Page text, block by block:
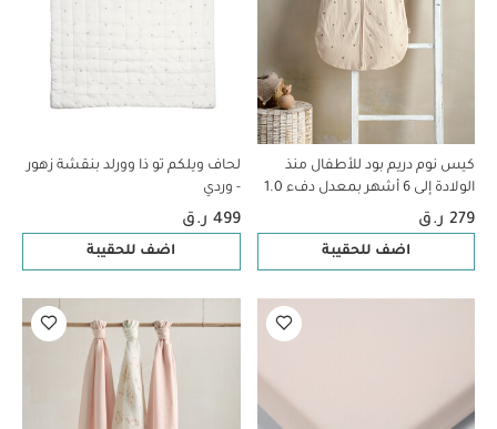
كيس نوم دريم بود للأطفال منذ
الولادة إلى 6 أشهر بمعدل دفء 1.0
- نقشة زهور
279 ر.ق
اضف للحقيبة
لحاف ويلكم تو ذا وورلد بنقشة زهور
- وردي
499 ر.ق
اضف للحقيبة